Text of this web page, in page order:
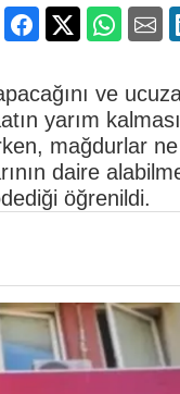
ve
yarım
mağdurlar
daire
öğrenildi.